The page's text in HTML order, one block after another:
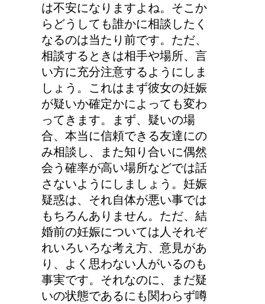
は不安になりますよね。そこか
らどうしても誰かに相談したく
なるのは当たり前です。ただ、
相談するときは相手や場所、言
い方に充分注意するようにしま
しょう。これはまず彼女の妊娠
が疑いか確定かによっても変わ
ってきます。まず、疑いの場
合、本当に信頼できる友達にの
み相談し、また知り合いに偶然
会う確率が高い場所などでは話
さないようにしましょう。妊娠
疑惑は、それ自体が悪い事では
もちろんありません。ただ、結
婚前の妊娠については人それぞ
れいろいろな考え方、意見があ
り、よく思わない人がいるのも
事実です。それなのに、まだ疑
いの状態であるにも関わらず噂